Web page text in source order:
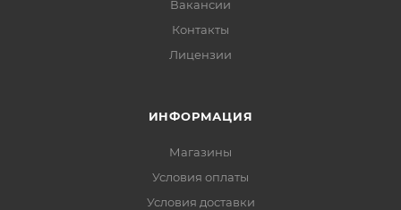
Вакансии
Контакты
Лицензии
ИНФОРМАЦИЯ
Магазины
Условия оплаты
Условия доставки